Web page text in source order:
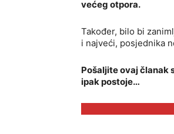
većeg otpora.
Također, bilo bi
i najveći, posjednika
Pošaljite ovaj članak
ipak postoje…